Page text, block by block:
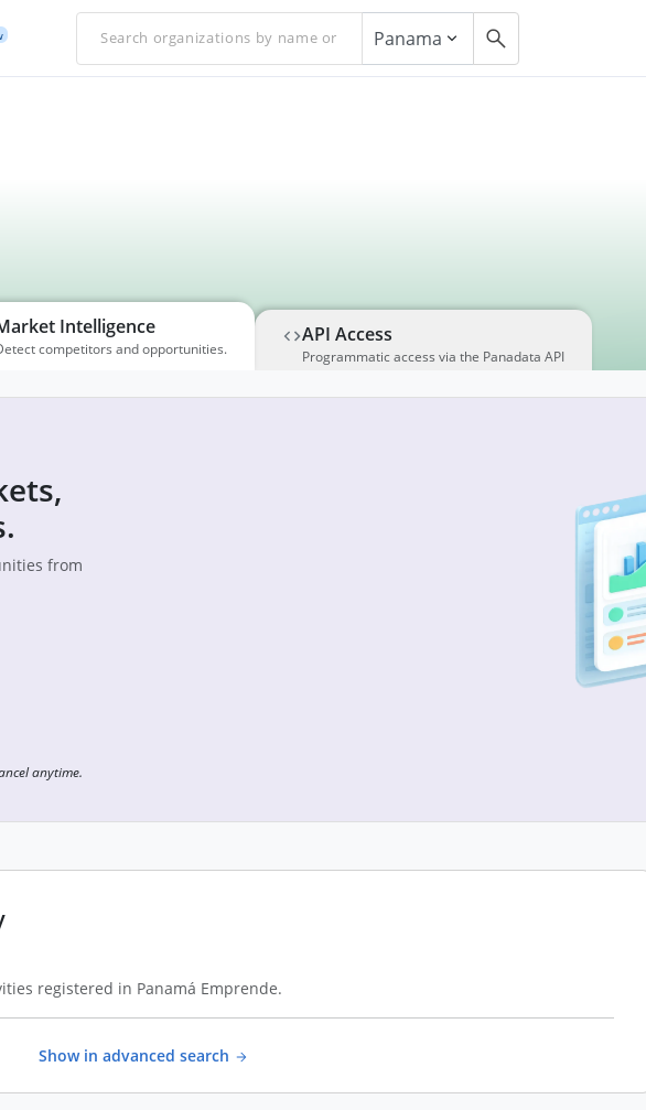
Panama
Intelligence
competitors and opportunities.
API Access
Programmatic access via the Panadata API
from
anytime.
registered in Panamá Emprende.
Show in advanced search